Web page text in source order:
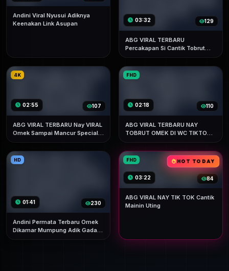
Andini Viral Nyusui Adiknya
Keenakan Link Asupan
03:32 129
ABG VIRAL TERBARU
Percakapan Si Cantik Tobrut
Yang Lagi Sangek Parah Special
HD Doodstream
4K
02:55 107
ABG VIRAL TERBARU Nay VIRAL
Omek Sampai Mancur Special
Dood
FHD
02:18 110
ABG VIRAL TERBARU NAY
TOBRUT OMEK DI WC TIKTOK
VIRAL
HD
01:41 230
Andini Permata Terbaru Omek
Dikamar Mumpung Adik Gada
Sampai Mancur-mancur
FHD
03:22 84
HOT TODAY
ABG VIRAL NAY TIK TOK Cantik
Mainin Uting